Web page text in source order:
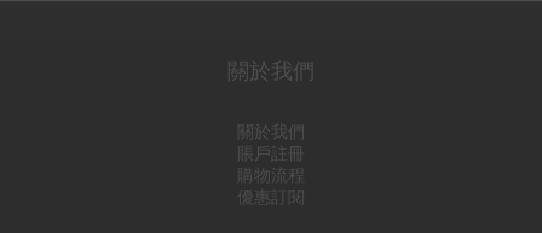
關於我們
關於我們
賬戶註冊
購物流程
優惠訂閱